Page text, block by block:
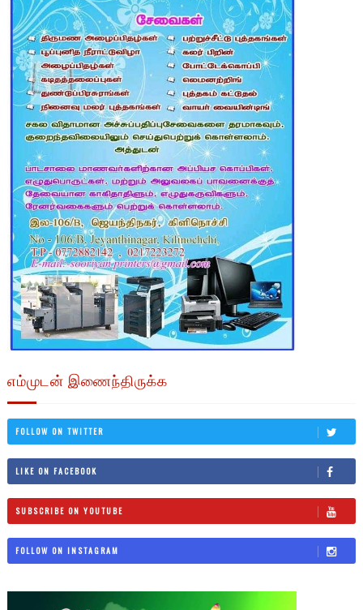
எம்முடன் இணைந்திருக்க
FOLLOW ON TWITTER
LIKE ON FACEBOOK
SUBSCRIBE ON YOUTUBE
FOLLOW ON INSTAGRAM